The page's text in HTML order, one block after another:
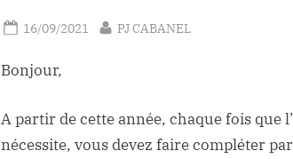
Posted
16/09/2021 By
PJ CABANEL
Bonjour,
A partir de cette année, chaque fois que
nécessite, vous devez faire compléter